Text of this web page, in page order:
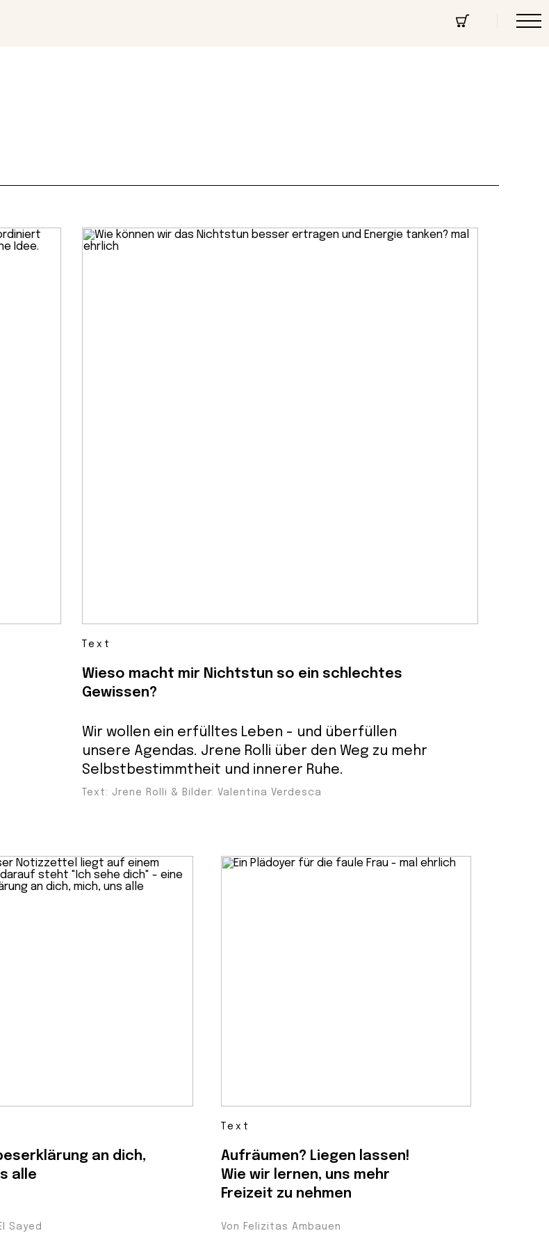
Community
Text
Wieso macht mir Nichtstun so ein schlechtes
Gewissen?
Wir wollen ein erfülltes Leben - und überfüllen
unsere Agendas. Jrene Rolli über den Weg zu mehr
Selbstbestimmtheit und innerer Ruhe.
Text: Jrene Rolli & Bilder: Valentina Verdesca
an dich,
alle
Sayed
Text
Aufräumen? Liegen lassen!
Wie wir lernen, uns mehr
Freizeit zu nehmen
Von Felizitas Ambauen